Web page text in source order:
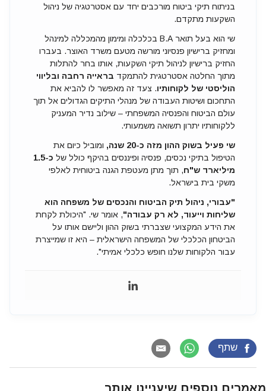
בניתוח תיקי ביטוח מורכבים יחד עם אסטרטגיה של ניהול
השקעות מתקדם.
שי הוא בעל תואר B.A בכלכלה ומימון מהמכללה למינהל
ומחזיק ברישיון פנסיוני מורשה מטעם משרד האוצר. בעברו
החזיק ברישיון לניהול תיקי השקעות, אותו בחר להתלות
מתוך החלטה אסטרטגית להתמקד בראייה רחבה ובליווי
הוליסטי של לקוחותיו. צעד זה מאפשר לו להביא את
התחכום ושיטות העבודה של מנהלי התיקים הגדולים אל תוך
עולם הביטוח והפנסיה המשפחתי – שילוב נדיר המעניק
ללקוחותיו יתרון תשואה משמעותי.
שי פעיל בשוק ההון מזה כ-20 שנה,
ומוביל כיום את
הטיפול בתיקי נכסים, פנסיה ופיננסים בהיקף כולל של
כ-1.5
מיליארד ש"ח, תוך מתן מעטפת הגנה ביטוחית לאלפי
משקי בית בישראל.
"עבורי, ניהול תיק הביטוח והנכסים של משפחה הוא
שליחות וייעוד, לא רק עבודה", אומר שי. "היכולת לקחת
את הידע המקצועי שצברתי בשוק ההון וליישם אותו על
הביטחון הכלכלי של המשפחה הישראלית – היא זו שמייצרת
עבור הלקוחות שלנו חופש כלכלי אמיתי".
שתף
מאמרים נוספים שיעניינו אותך